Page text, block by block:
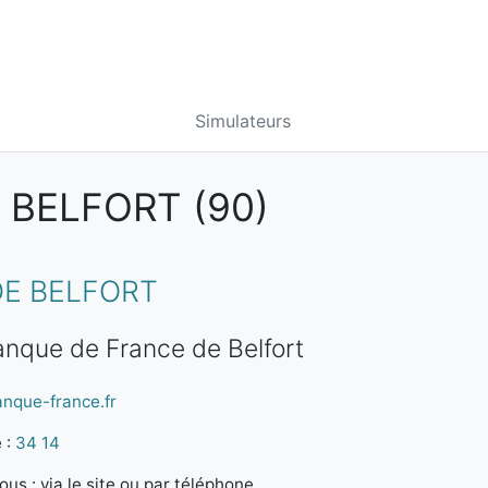
Simulateurs
BELFORT (90)
BELFORT
de France de Belfort
france.fr
: 34 14